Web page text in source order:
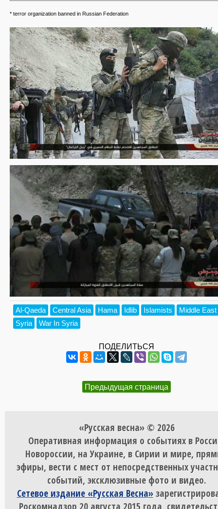
* terror organization banned in Russian Federation
Al-Qaeda Central Asia Hama Idlib Islamists
Middle East
Syria
War In Syria
ПОДЕЛИТЬСЯ
Предыдущая страница
«Русская весна» © 2026
Оперативная информация о событиях в
Новороссии, на Украине, в Сирии и мире,
эфиры, вести с мест от непосредственных
событий, эксклюзивные фото и видео.
Сетевое издание «Русская Весна»